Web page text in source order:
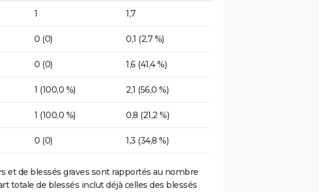
1 1,7
0 (0) 0,1 (2,7 %)
0 (0) 1,6 (41,4 %)
1 (100,0 %) 2,1 (56,0 %)
1 (100,0 %) 0,8 (21,2 %)
0 (0) 1,3 (34,8 %)
et de blessés graves sont rapportés au nombre
totale de blessés inclut déjà celles des blessés